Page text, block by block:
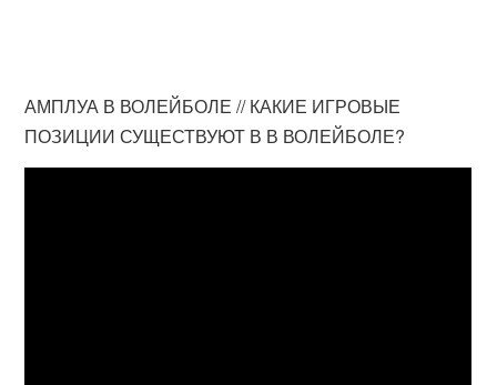
АМПЛУА В ВОЛЕЙБОЛЕ // КАКИЕ ИГРОВЫЕ
ПОЗИЦИИ СУЩЕСТВУЮТ В В ВОЛЕЙБОЛЕ?